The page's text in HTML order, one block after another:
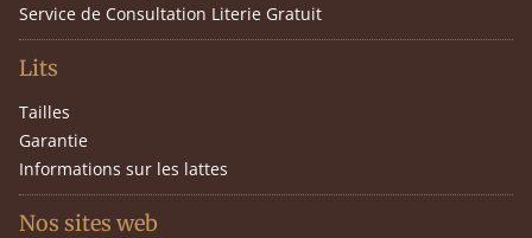
Service de Consultation Literie Gratuit
Lits
Tailles
Garantie
Informations sur les lattes
Nos sites web